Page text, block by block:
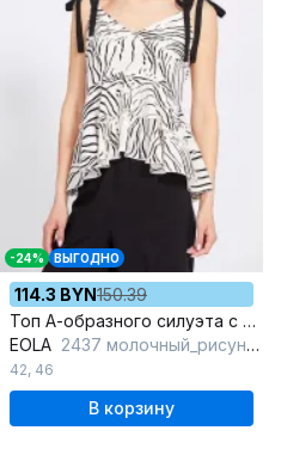
-24% ВЫГОДНО
114.3 BYN150.39
Топ А-образного силуэта с бретелями-завязками
EOLA 2437 молочный_рисунок
42, 46
В корзину